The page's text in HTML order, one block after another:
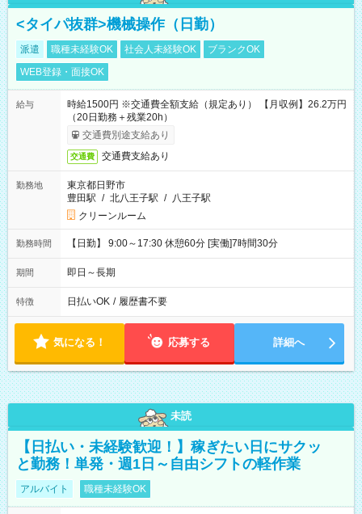
<タイパ抜群>機械操作（日勤）
派遣 職種未経験OK 社会人未経験OK
ブランクOK
WEB登録・面接OK
給与
時給1500円 ※交通費全額支給（規定あり） 【月収例】26.2万円
（20日勤務＋残業20h）
交通費別途支給あり
交通費 交通費支給あり
勤務地
東京都日野市
豊田駅 / 北八王子駅 / 八王子駅
クリーンルーム
勤務時間 【日勤】 9:00～17:30 休憩60分 [実働]7時間30分
期間 即日～長期
特徴 日払いOK / 履歴書不要
気になる！ 応募する 詳細へ
未読
【日払い・未経験歓迎！】稼ぎたい日にサクッ
と勤務！単発・週1日～自由シフトの軽作業
アルバイト 職種未経験OK